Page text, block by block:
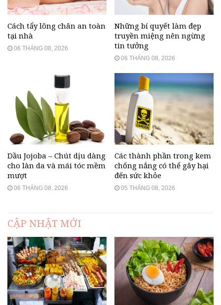
Cách tẩy lông chân an toàn
tại nhà
06 THÁNG 08, 2026
Những bí quyết làm đẹp
truyền miệng nên ngừng
tin tưởng
06 THÁNG 08, 2026
Dầu Jojoba – Chút dịu dàng
cho làn da và mái tóc mềm
mượt
06 THÁNG 08, 2026
Các thành phần trong kem
chống nắng có thể gây hại
đến sức khỏe
05 THÁNG 08, 2026
CẬP NHẬT MỚI